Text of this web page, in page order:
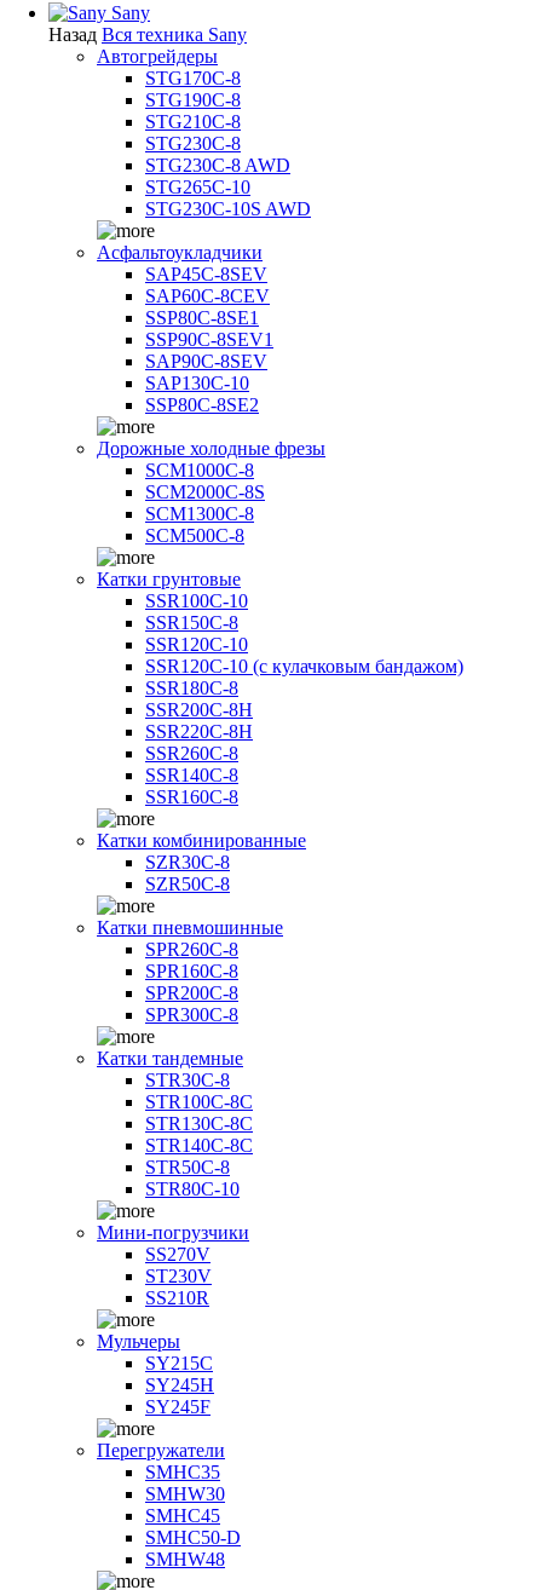
Sany
Назад Вся техника Sany
Автогрейдеры
STG170C-8
STG190C-8
STG210C-8
STG230C-8
STG230C-8 AWD
STG265C-10
STG230C-10S AWD
Асфальтоукладчики
SAP45С-8SEV
SAP60C-8CEV
SSP80C-8SE1
SSP90C-8SEV1
SAP90C-8SEV
SAP130C-10
SSP80C-8SE2
Дорожные холодные фрезы
SCM1000C-8
SCM2000C-8S
SCM1300C-8
SCM500C-8
Катки грунтовые
SSR100C-10
SSR150C-8
SSR120C-10
SSR120C-10 (с кулачковым бандажом)
SSR180C-8
SSR200C-8H
SSR220C-8H
SSR260C-8
SSR140C-8
SSR160C-8
Катки комбинированные
SZR30C-8
SZR50C-8
Катки пневмошинные
SPR260C-8
SPR160C-8
SPR200C-8
SPR300C-8
Катки тандемные
STR30C-8
STR100C-8С
STR130C-8С
STR140C-8С
STR50C-8
STR80C-10
Мини-погрузчики
SS270V
ST230V
SS210R
Мульчеры
SY215C
SY245H
SY245F
Перегружатели
SMHC35
SMHW30
SMHC45
SMHC50-D
SMHW48